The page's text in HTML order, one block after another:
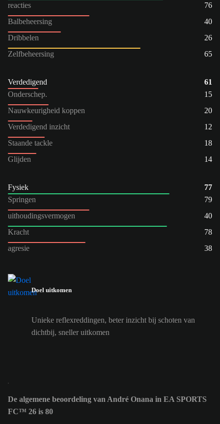
reacties
76
Balbeheersing
40
Dribbelen
26
Zelfbeheersing
65
Verdedigend
61
Onderschep.
15
Nauwkeurigheid koppen
20
Verdedigend inzicht
12
Staande tackle
18
Glijden
14
Fysiek
77
Springen
79
uithoudingsvermogen
40
Kracht
78
agresie
38
Doel uitkomen
Unieke reflexreddingen, beter inzicht bij schoten van
dichtbij, sneller uitkomen
De algemene beoordeling van André Onana in EA SPORTS
FC™ 26 is 80